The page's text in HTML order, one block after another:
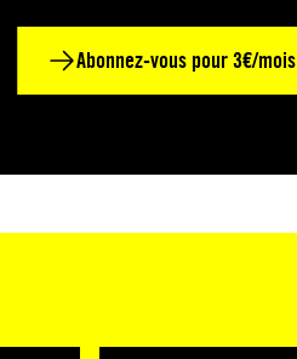
Abonnez-vous pour 3€/mois